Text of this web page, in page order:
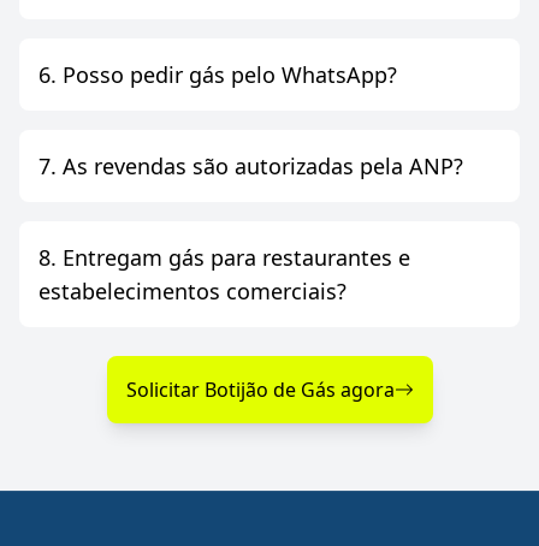
6. Posso pedir gás pelo WhatsApp?
7. As revendas são autorizadas pela ANP?
8. Entregam gás para restaurantes e
estabelecimentos comerciais?
Solicitar Botijão de Gás agora